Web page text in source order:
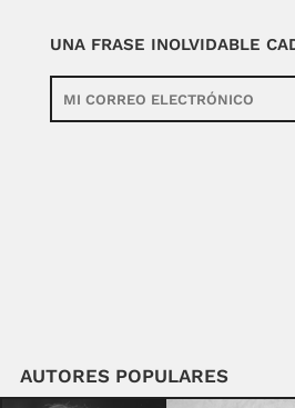
UNA FRASE INOLVIDABLE
AUTORES POPULARES